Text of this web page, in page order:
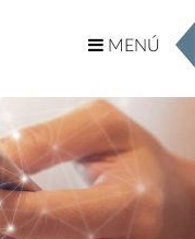
MENÚ
MENÚ